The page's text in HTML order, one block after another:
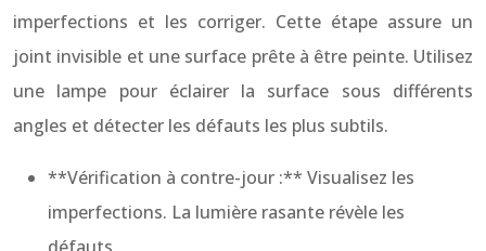
imperfections et les corriger. Cette étape assure un
joint invisible et une surface prête à être peinte. Utilisez
une lampe pour éclairer la surface sous différents
angles et détecter les défauts les plus subtils.
**Vérification à contre-jour :** Visualisez les
imperfections. La lumière rasante révèle les